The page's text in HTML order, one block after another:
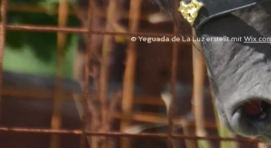
© Yeguada de La Luz erstellt mit